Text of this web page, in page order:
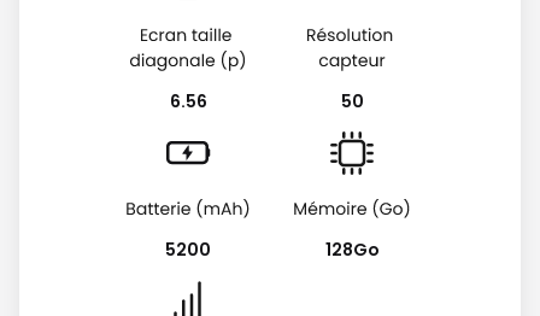
6.56 50
5200 128Go